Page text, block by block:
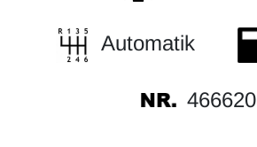
Automatik
466620